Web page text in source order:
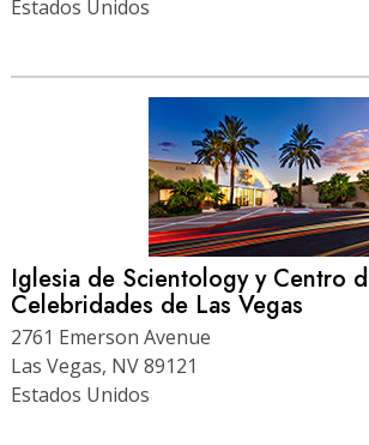
Estados Unidos
Iglesia de Scientology y Centro
Celebridades de Las Vegas
2761 Emerson Avenue
Las Vegas, NV 89121
Estados Unidos